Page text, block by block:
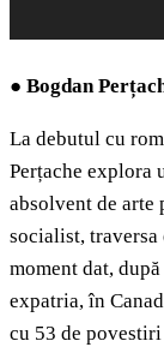
● Bogdan
La debutul cu
Perțache explora
absolvent de arte
socialist, traversa
moment dat,
expatria, în
cu 53 de